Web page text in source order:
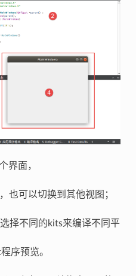
界面，
也可以切换到其他视图；
择不同的kits来编译不同平
序预览。